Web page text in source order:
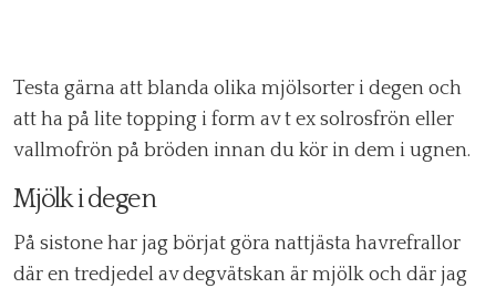
Testa gärna att blanda olika mjölsorter i degen och
att ha på lite topping i form av t ex solrosfrön eller
vallmofrön på bröden innan du kör in dem i ugnen.
Mjölk i degen
På sistone har jag börjat göra nattjästa havrefrallor
där en tredjedel av degvätskan är mjölk och där jag